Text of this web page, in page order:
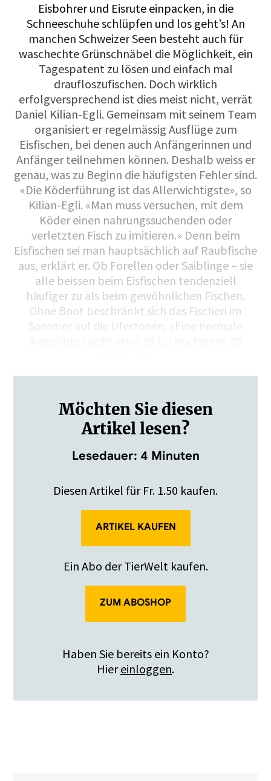
Eisbohrer und Eisrute einpacken, in die
Schneeschuhe schlüpfen und los geht’s! An
manchen Schweizer Seen besteht auch für
waschechte Grünschnäbel die Möglichkeit, ein
Tagespatent zu lösen und einfach mal
draufloszufischen. Doch wirklich
erfolgversprechend ist dies meist nicht, verrät
Daniel Kilian-Egli. Gemeinsam mit seinem Team
organisiert er regelmässig Ausflüge zum
Eisfischen, bei denen auch Anfängerinnen und
Anfänger teilnehmen können. Deshalb weiss er
genau, was zu Beginn die häufigsten Fehler sind.
«Die Köderführung ist das Allerwichtigste», so
Kilian-Egli. «Man muss versuchen, mit dem
Köder einen nahrungssuchenden oder
verletzten Fisch zu imitieren.» Denn beim
Eisfischen sei man hauptsächlich auf Raubfische
aus, erklärt er. Ob Forellen oder Saiblinge – sie
alle beissen beim Eisfischen tendenziell
häufiger zu als beim gewöhnlichen Fischen.
Ohne Boot beschränkt sich das Fischen im
Sommer auf die Uferzonen. «Eine normale
Möchten Sie diesen
Artikel lesen?
Lesedauer: 4 Minuten
Diesen Artikel für Fr. 1.50 kaufen.
ARTIKEL KAUFEN
Ein Abo der TierWelt kaufen.
ZUM ABOSHOP
Haben Sie bereits ein Konto?
Hiereinloggen.